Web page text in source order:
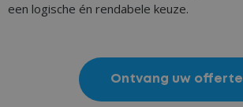
een logische én rendabele keuze.
Ontvang uw offerte